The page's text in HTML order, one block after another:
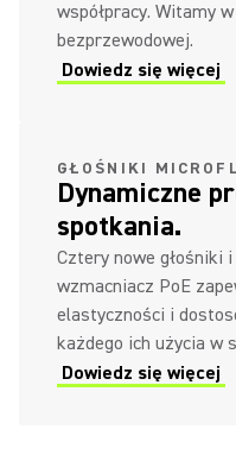
współpracy. Witamy
bezprzewodowej.
Dowiedz się więcej
GŁOŚNIKI
Dynamiczne
Cztery nowe głośniki
wzmacniacz PoE
elastyczności i
każdego ich użycia w
Dowiedz się więcej